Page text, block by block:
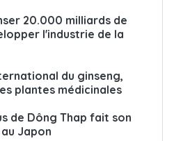
20.000 milliards de
l'industrie de la
du ginseng,
plantes médicinales
de Dông Thap fait son
Japon